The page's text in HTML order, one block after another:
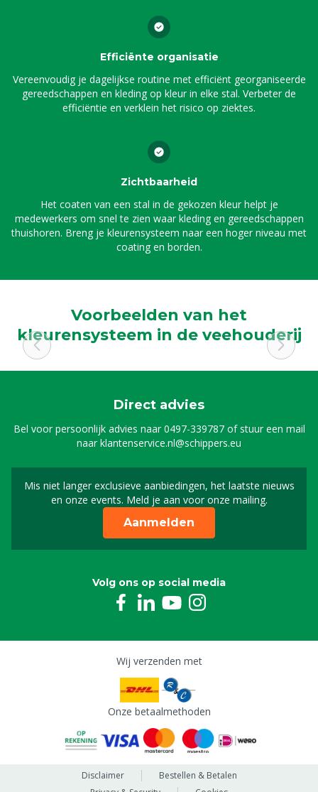
Efficiënte organisatie
Vereenvoudig je dagelijkse routine met efficiënt georganiseerde
gereedschappen en kleding op kleur in elke stal. Verbeter de
efficiëntie en verklein het risico op ziektes.
Zichtbaarheid
Het coaten van een stal in de gekozen kleur helpt je
medewerkers om snel te zien waar kleding en gereedschappen
thuishoren. Breng je kleurensysteem naar een hoger niveau met
coating en borden.
Voorbeelden van het
kleurensysteem in de veehouderij
Direct advies
Bel voor persoonlijk advies naar0497-339787of stuur een mail
naarklantenservice.nl@schippers.eu
Mis niet langer exclusieve aanbiedingen, het laatste nieuws
en onze events. Meld je aan voor onze mailing.
Schrijf je in voor onze
Aanmelden
Volg ons op social media
Wij verzenden met
Onze betaalmethoden
Disclaimer
Bestellen & Betalen